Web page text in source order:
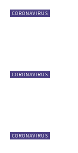
CORONAVIRUS
CORONAVIRUS
CORONAVIRUS